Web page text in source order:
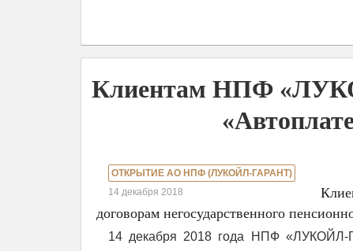
Клиентам НПФ
ОТКРЫТИЕ АО НПФ (ЛУКОЙЛ-ГАРАНТ)
14 декабря 2018
договорам негосударственного
14 декабря 2018 года НПФ «ЛУКОЙЛ-